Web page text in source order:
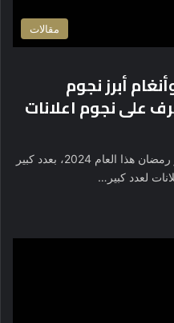
مقالات
أبرز نجوم
2024… تعرف على نجوم اعلانات
كتبت: أحلام محمود المخزنجي تميز رمضان هذا العام 2024، بعدد كبير
لعدد كبير…